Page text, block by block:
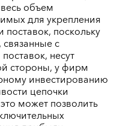
объем
для укрепления
поставок, поскольку
с
несут
стороны, у фирм
инвестированию
цепочки
может позволить